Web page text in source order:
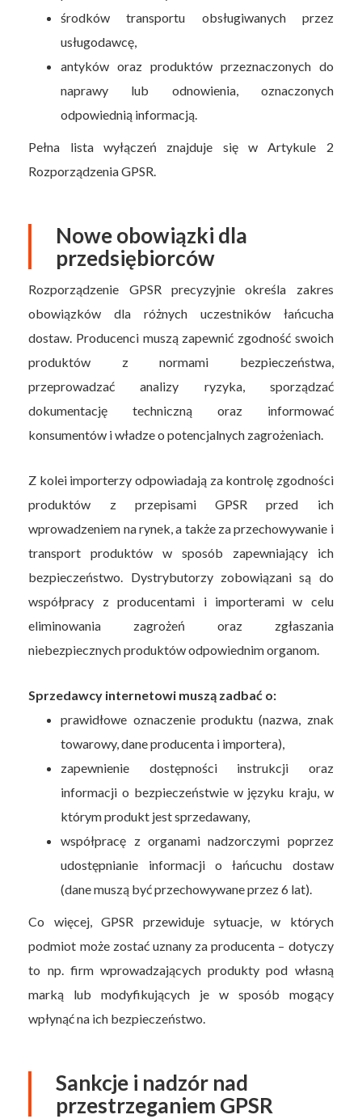
środków transportu obsługiwanych przez
usługodawcę,
antyków oraz produktów przeznaczonych do
naprawy lub odnowienia, oznaczonych
odpowiednią informacją.
Pełna lista wyłączeń znajduje się w Artykule 2
Rozporządzenia GPSR.
Nowe obowiązki dla
przedsiębiorców
Rozporządzenie GPSR precyzyjnie określa zakres
obowiązków dla różnych uczestników łańcucha
dostaw. Producenci muszą zapewnić zgodność swoich
produktów z normami bezpieczeństwa,
przeprowadzać analizy ryzyka, sporządzać
dokumentację techniczną oraz informować
konsumentów i władze o potencjalnych zagrożeniach.
Z kolei importerzy odpowiadają za kontrolę zgodności
produktów z przepisami GPSR przed ich
wprowadzeniem na rynek, a także za przechowywanie i
transport produktów w sposób zapewniający ich
bezpieczeństwo. Dystrybutorzy zobowiązani są do
współpracy z producentami i importerami w celu
eliminowania zagrożeń oraz zgłaszania
niebezpiecznych produktów odpowiednim organom.
Sprzedawcy internetowi muszą zadbać o:
prawidłowe oznaczenie produktu (nazwa, znak
towarowy, dane producenta i importera),
zapewnienie dostępności instrukcji oraz
informacji o bezpieczeństwie w języku kraju, w
którym produkt jest sprzedawany,
współpracę z organami nadzorczymi poprzez
udostępnianie informacji o łańcuchu dostaw
(dane muszą być przechowywane przez 6 lat).
Co więcej, GPSR przewiduje sytuacje, w których
podmiot może zostać uznany za producenta – dotyczy
to np. firm wprowadzających produkty pod własną
marką lub modyfikujących je w sposób mogący
wpłynąć na ich bezpieczeństwo.
Sankcje i nadzór nad
przestrzeganiem GPSR